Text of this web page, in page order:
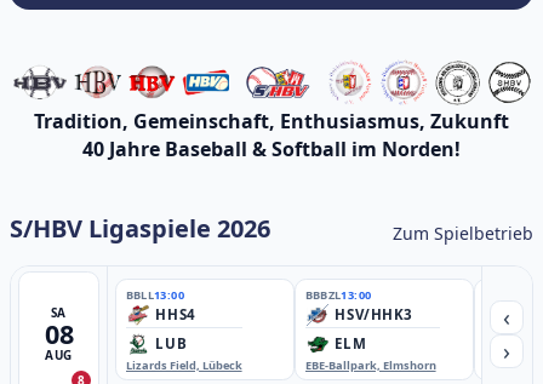
Tradition, Gemeinschaft, Enthusiasmus, Zukunft
40 Jahre Baseball & Softball im Norden!
S/HBV Ligaspiele 2026 Zum Spielbetrieb
SA
08
AUG
8
BBLL13:00
HHS4
LUB
Lizards Field, Lübeck
BBBZL13:00
HSV/HHK3
ELM
EBE-Ballpark, Elmshorn
‹
›